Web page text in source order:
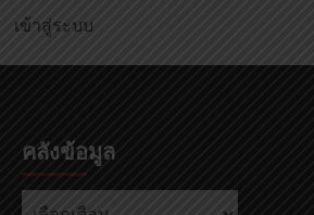
เข้าสู่ระบบ
คลังข้อมูล